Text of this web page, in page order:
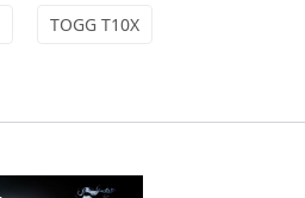
TOGG T10X